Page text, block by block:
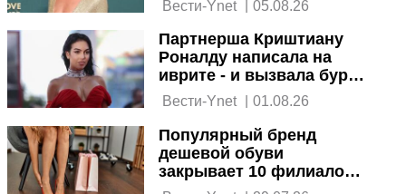
Вести-Ynet | 05.08.26
Партнерша Криштиану
Роналду написала на
иврите - и вызвала бурю
в сети
Вести-Ynet | 01.08.26
Популярный бренд
дешевой обуви
закрывает 10 филиалов в
Израиле